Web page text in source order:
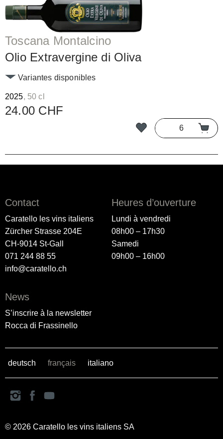
Toscana Montalcino
Olio Extravergine di Oliva
2025, 50 cl
Variantes disponibles
24.00 CHF
Contact
Caratello les vins italiens
Zürcher Strasse 204E
CH-9014 St-Gall
071 244 88 55
info@caratello.ch
Heures d’ouverture
Lundi à vendredi
08h00 – 17h30
Samedi
09h00 – 16h00
News
S’inscrire à la newsletter
Rocca di Frassinello
deutsch français italiano
© 2026 Caratello les vins italiens SA